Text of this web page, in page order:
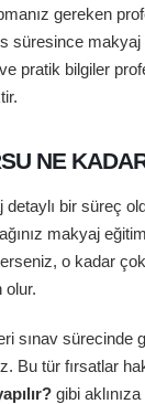
gereken
süresince makyaj
pratik bilgiler
NE
bir süreç
makyaj
o kadar
olur.
sınav sürecinde
Bu tür fırsatlar
gibi